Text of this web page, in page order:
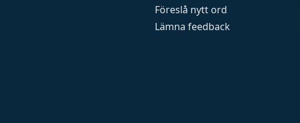
Föreslå nytt ord
Lämna feedback